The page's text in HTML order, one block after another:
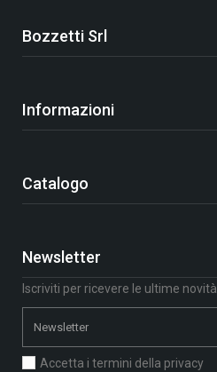
Bozzetti Srl
Informazioni
Catalogo
Newsletter
Iscriviti per ricevere le ultime novità
Accetta i termini della privacy